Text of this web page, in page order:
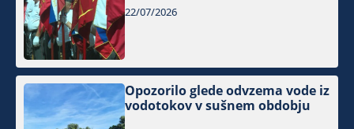
22/07/2026
Opozorilo glede odvzema vode iz
vodotokov v sušnem obdobju